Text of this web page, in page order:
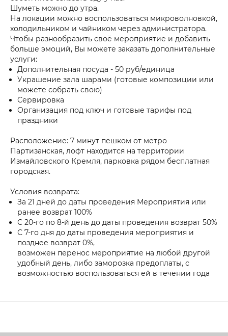
Шуметь можно до утра.
На локации можно воспользоваться микроволновкой,
холодильником и чайником через администратора.
Чтобы разнообразить своё мероприятие и добавить
больше эмоций, Вы можете заказать дополнительные
услуги:
Дополнительная посуда - 50 руб/единица
Украшение зала шарами (готовые композиции или
можете собрать свою)
Сервировка
Организация под ключ и готовые тарифы под
праздники
Расположение: 7 минут пешком от метро
Партизанская, лофт находится на территории
Измайловского Кремля, парковка рядом бесплатная
городская.
Условия возврата:
За 21 дней до даты проведения Мероприятия или
ранее возврат 100%
С 20-го по 8-й день до даты проведения возврат 50%
С 7-го дня до даты проведения мероприятия и
позднее возврат 0%,
возможен перенос мероприятие на любой другой
удобный день, либо заморозка предоплаты, с
возможностью воспользоваться ей в течении года